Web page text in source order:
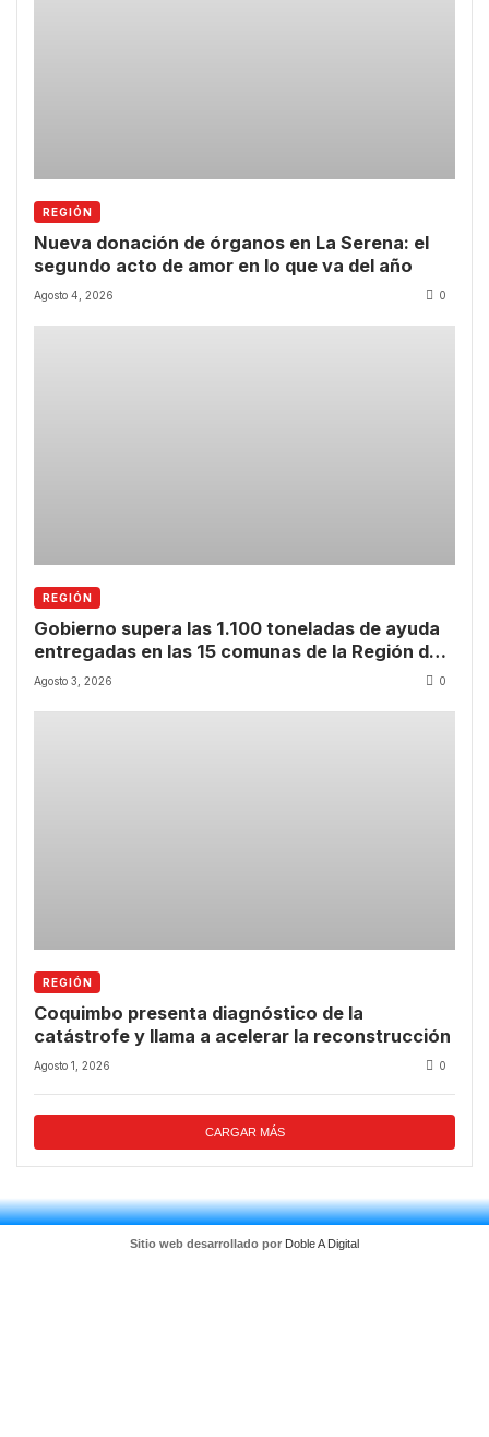
REGIÓN
Nueva donación de órganos en La Serena: el
segundo acto de amor en lo que va del año
Agosto 4, 2026 0
REGIÓN
Gobierno supera las 1.100 toneladas de ayuda
entregadas en las 15 comunas de la Región de
Coquimbo
Agosto 3, 2026 0
REGIÓN
Coquimbo presenta diagnóstico de la
catástrofe y llama a acelerar la reconstrucción
Agosto 1, 2026 0
CARGAR MÁS
Sitio web desarrollado por Doble A Digital